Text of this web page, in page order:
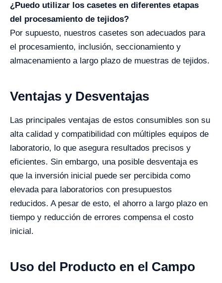
¿Puedo utilizar los casetes en diferentes etapas
del procesamiento de tejidos?
Por supuesto, nuestros casetes son adecuados para
el procesamiento, inclusión, seccionamiento y
almacenamiento a largo plazo de muestras de tejidos.
Ventajas y Desventajas
Las principales ventajas de estos consumibles son su
alta calidad y compatibilidad con múltiples equipos de
laboratorio, lo que asegura resultados precisos y
eficientes. Sin embargo, una posible desventaja es
que la inversión inicial puede ser percibida como
elevada para laboratorios con presupuestos
reducidos. A pesar de esto, el ahorro a largo plazo en
tiempo y reducción de errores compensa el costo
inicial.
Uso del Producto en el Campo